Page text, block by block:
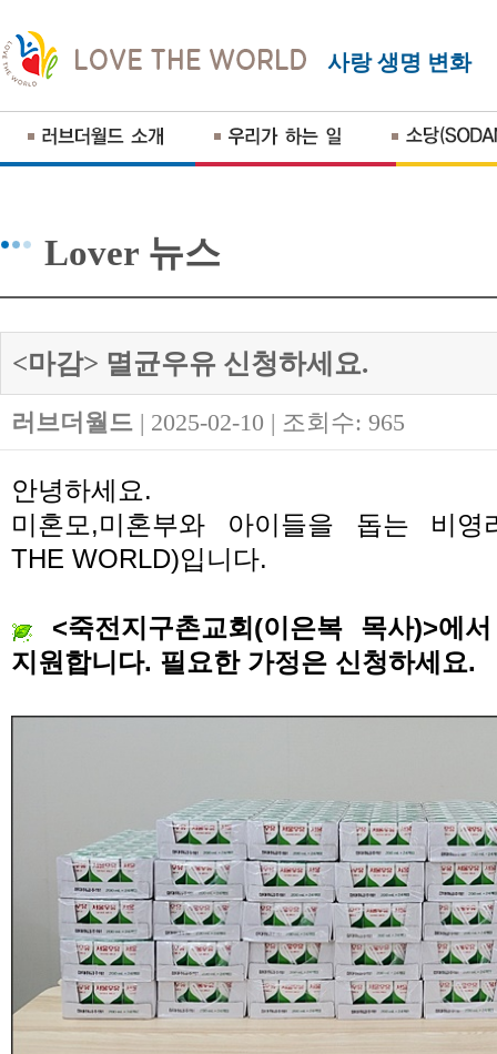
사랑 생명 변화
Lover 뉴스
<마감> 멸균우유 신청하세요.
러브더월드 | 2025-02-10 | 조회수: 965
안녕하세요 .
미혼모 ,미혼부와 아이들을 돕는 비영
THE WORLD)입니다.
<죽전지구촌교회 (이은복 목사)>에
지원합니다. 필요한 가정은 신청하세요.